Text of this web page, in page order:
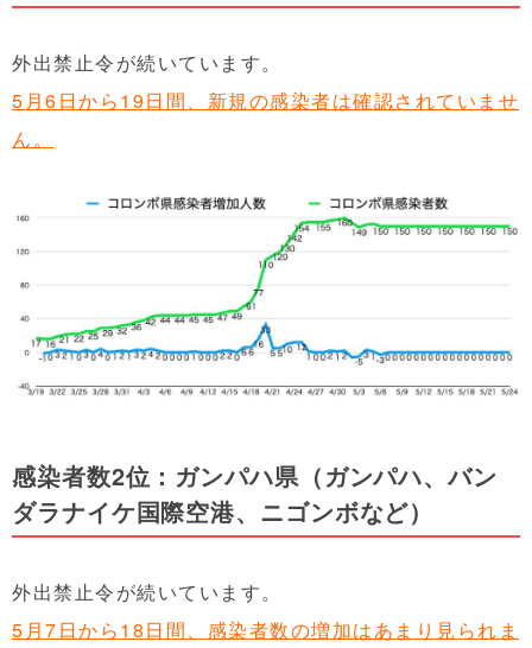
外出禁止令が続いています。
5月6日から19日間、新規の感染者は確認されていませ
ん。
感染者数2位：ガンパハ県（ガンパハ、バン
ダラナイケ国際空港、ニゴンボなど）
外出禁止令が続いています。
5月7日から18日間、感染者数の増加はあまり見られま